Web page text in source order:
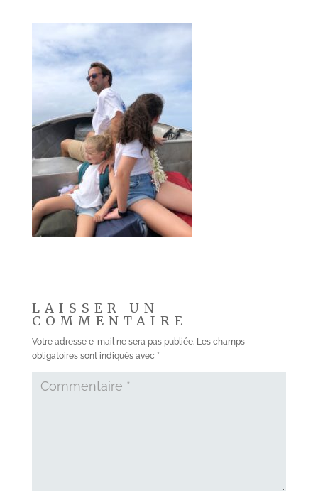
LAISSER UN
COMMENTAIRE
Votre adresse e-mail ne sera pas publiée. Les champs
obligatoires sont indiqués avec *